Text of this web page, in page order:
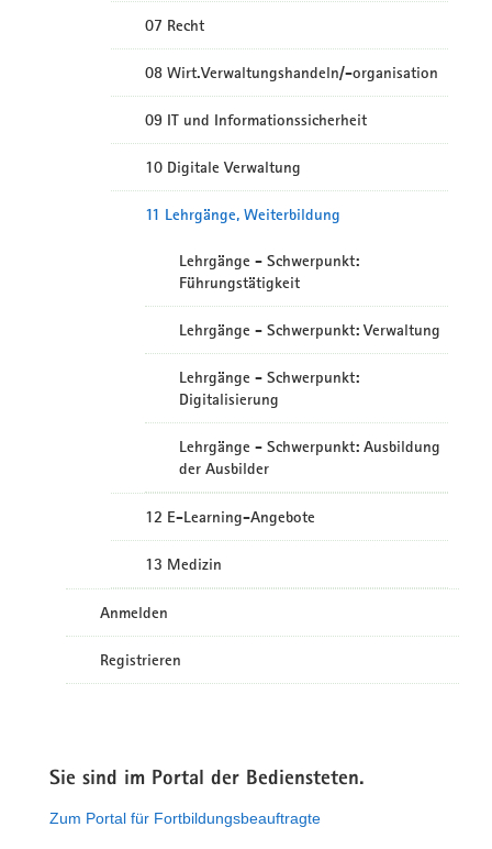
07 Recht
08 Wirt.Verwaltungshandeln/-organisation
09 IT und Informationssicherheit
10 Digitale Verwaltung
11 Lehrgänge, Weiterbildung
Lehrgänge - Schwerpunkt:
Führungstätigkeit
Lehrgänge - Schwerpunkt: Verwaltung
Lehrgänge - Schwerpunkt:
Digitalisierung
Lehrgänge - Schwerpunkt: Ausbildung
der Ausbilder
12 E-Learning-Angebote
13 Medizin
Anmelden
Registrieren
Sie sind im Portal der Bediensteten.
Zum Portal für Fortbildungsbeauftragte